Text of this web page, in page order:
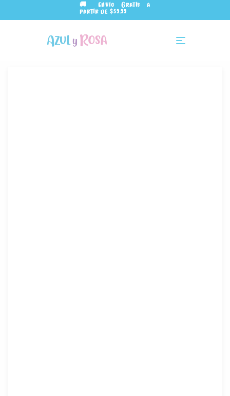
🚚 Envío Gratis a
partir de $59.99